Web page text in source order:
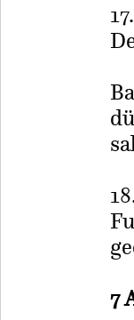
7